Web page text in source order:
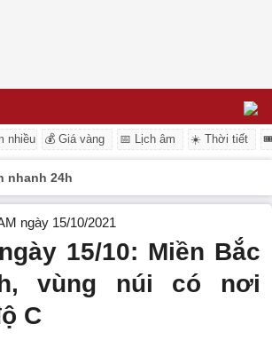
nhiều 💰 Giá vàng 📅 Lịch âm ☀️ Thời tiết
nhanh 24h
ngày 15/10/2021
15/10: Miền Bắc
vùng núi có nơi
C